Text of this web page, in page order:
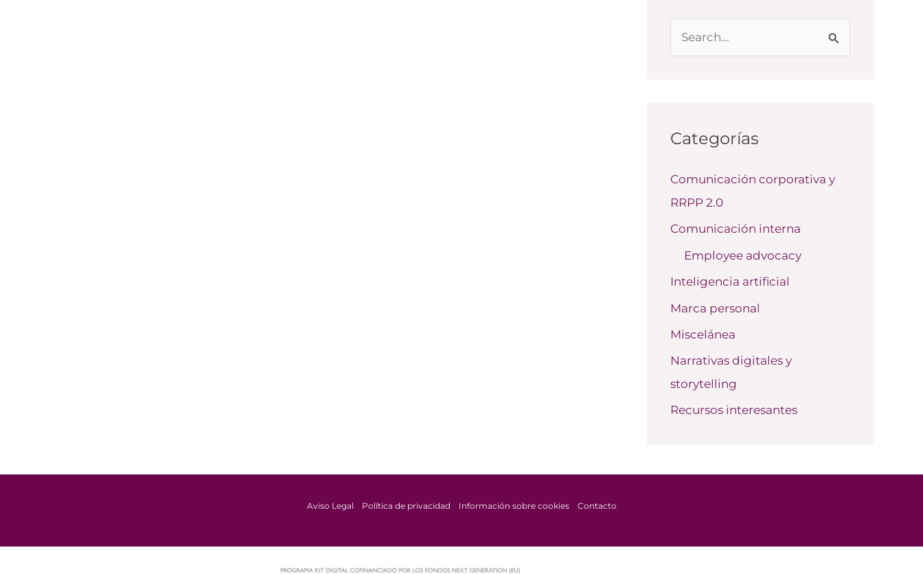
a
p
o
r
Categorías
Comunicación corporativa y
RRPP 2.0
Comunicación interna
Employee advocacy
Inteligencia artificial
Marca personal
Miscelánea
Narrativas digitales y
storytelling
Recursos interesantes
Aviso Legal Política de privacidad Información sobre cookies Contacto